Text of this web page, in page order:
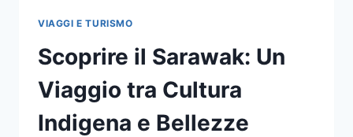
VIAGGI E TURISMO
Scoprire il Sarawak: Un
Viaggio tra Cultura
Indigena e Bellezze